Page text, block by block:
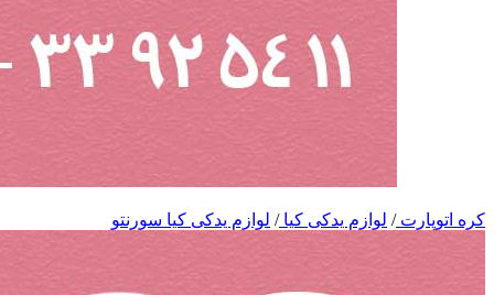
کره اتوپارت/ لوازم یدکی کیا/ لوازم یدکی کیا سورنتو